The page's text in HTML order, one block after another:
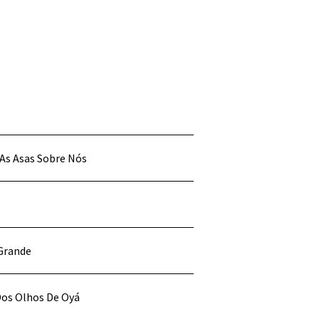
Asas Sobre Nós
Olhos De Oyá